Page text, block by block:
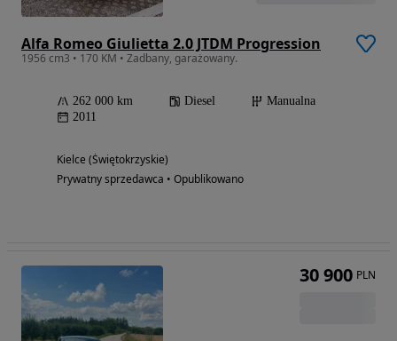
Alfa Romeo Giulietta 2.0 JTDM Progression
1956 cm3 • 170 KM • Zadbany, garażowany.
262 000 km Diesel
Manualna
2011
Kielce (Świętokrzyskie)
Prywatny sprzedawca • Opublikowano
30 900 PLN